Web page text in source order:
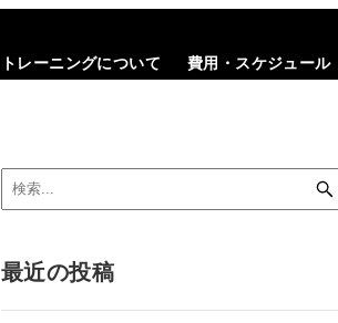
トレーニングについて 費用・スケジュール
最近の投稿